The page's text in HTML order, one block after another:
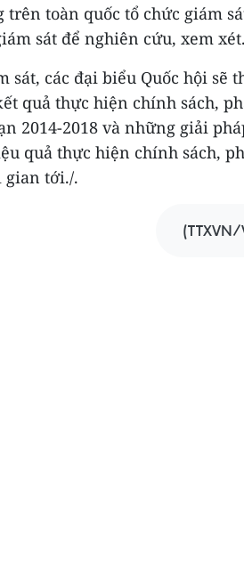
trên toàn quốc tổ chức giám
sát để nghiên cứu, xem xét.
sát, các đại biểu Quốc hội sẽ
quả thực hiện chính sách,
2014-2018 và những giải
quả thực hiện chính sách,
gian tới./.